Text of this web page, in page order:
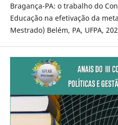
Bragança-PA: o trabalho do
Educação na efetivação da
Mestrado) Belém, PA, UFPA,